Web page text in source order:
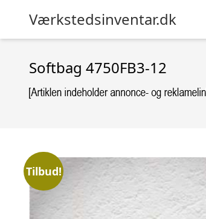
Værkstedsinventar.dk
Softbag 4750FB3-12
Tilbud!